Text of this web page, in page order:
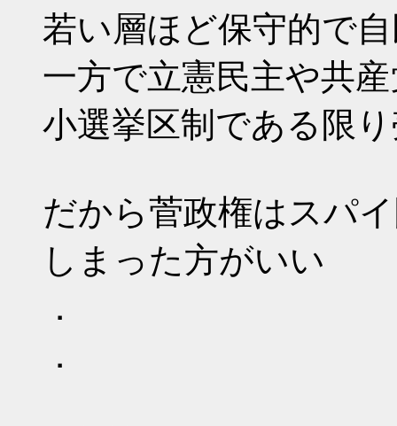
若い層ほど保守的で
一方で立憲民主や共
小選挙区制である限
だから菅政権はスパ
しまった方がいい
．
．